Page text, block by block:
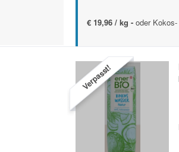
€ 19,96 / kg - oder
Verpasst!